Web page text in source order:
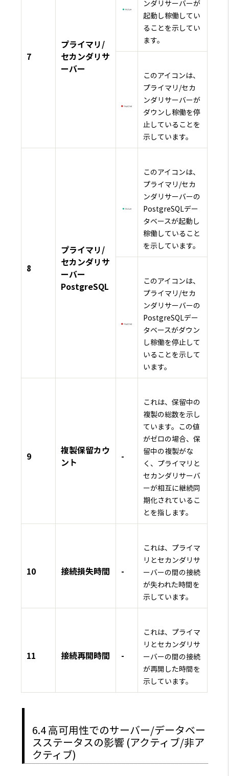
7
プライマリ/
セカンダリサ
ーバー
ンダリサーバーが
起動し稼働してい
ることを示してい
ます。
このアイコンは、
プライマリ/セカ
ンダリサーバーが
ダウンし稼働を停
止していることを
示しています。
8
プライマリ/
セカンダリサ
ーバー
PostgreSQL
このアイコンは、
プライマリ/セカ
ンダリサーバーの
PostgreSQLデー
タベースが起動し
稼働していること
を示しています。
このアイコンは、
プライマリ/セカ
ンダリサーバーの
PostgreSQLデー
タベースがダウン
し稼働を停止して
いることを示して
います。
9
複製保留カウ
ント
-
これは、保留中の
複製の総数を示し
ています。この値
がゼロの場合、保
留中の複製がな
く、プライマリと
セカンダリサーバ
ーが相互に継続同
期化されているこ
とを指します。
10 接続損失時間 -
これは、プライマ
リとセカンダリサ
ーバーの間の接続
が失われた時間を
示しています。
11 接続再開時間 -
これは、プライマ
リとセカンダリサ
ーバーの間の接続
が再開した時間を
示しています。
6.4 高可用性でのサーバー/データベー
スステータスの影響 (アクティブ/非ア
クティブ)